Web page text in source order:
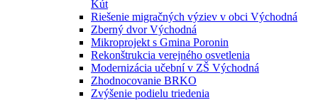
Kút
Riešenie migračných výziev v obci Východná
Zberný dvor Východná
Mikroprojekt s Gmina Poronin
Rekonštrukcia verejného osvetlenia
Modernizácia učební v ZŠ Východná
Zhodnocovanie BRKO
Zvýšenie podielu triedenia